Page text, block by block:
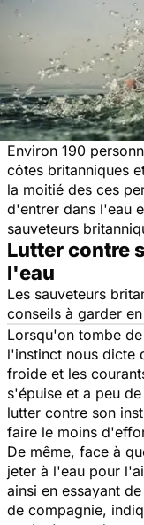
Environ 190
côtes britanniques
la moitié des ces
d'entrer dans l'eau
sauveteurs
Lutter contre
l'eau
Les sauveteurs
conseils à garder
Lorsqu'on tombe
l'instinct nous dicte
froide et les
s'épuise et a peu
lutter contre son
faire le moins
De même, face à
jeter à l'eau pour
ainsi en essayant
de compagnie,